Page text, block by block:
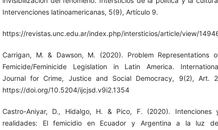
Intervenciones latinoamericanas, 5(9), Artículo 9.
https://revistas.unc.edu.ar/index.php/intersticios/article/view/
Carrigan, M. & Dawson, M. (2020). Problem Representations
Femicide/Feminicide Legislation in Latin America.
Journal for Crime, Justice and Social Democracy, 9(2), Art.
https://doi.org/10.5204/ijcjsd.v9i2.1354
Castro-Aniyar, D., Hidalgo, H. & Pico, F. (2020). Intenciones
realidades: El femicidio en Ecuador y Argentina a la luz